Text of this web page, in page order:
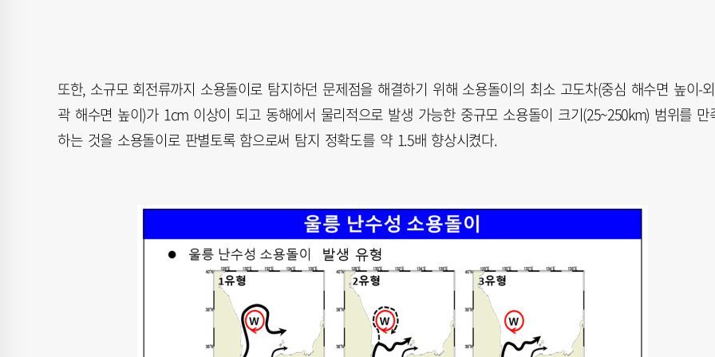
또한, 소규모 회전류까지 소용돌이로 탐지하던 문제점을 해결하기 위해 소용돌이의 최소 고도차(중심 해수면 높이-외
곽 해수면 높이)가 1cm 이상이 되고 동해에서 물리적으로 발생 가능한 중규모 소용돌이 크기(25~250km) 범위를 만
하는 것을 소용돌이로 판별토록 함으로써 탐지 정확도를 약 1.5배 향상시켰다.